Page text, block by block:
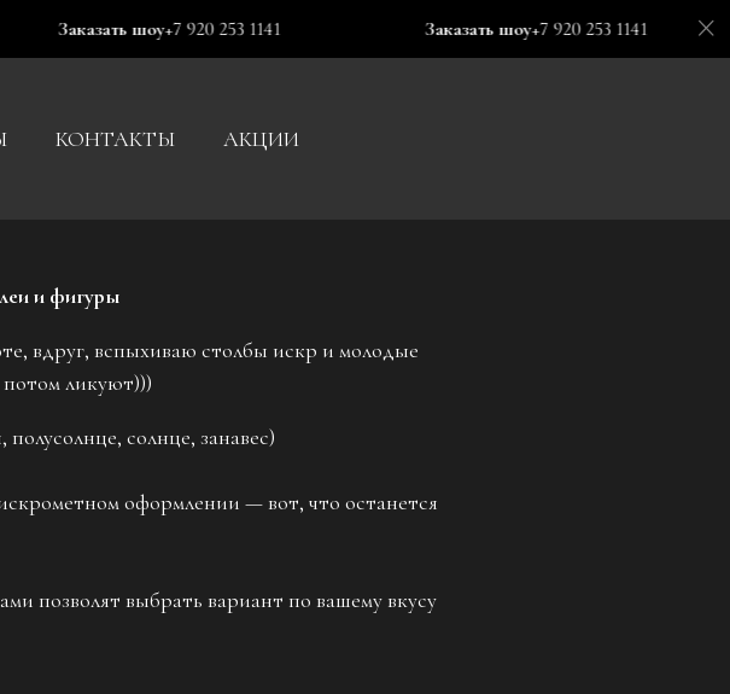
КОНТАКТЫ АКЦИИ
и фигуры
вдруг, вспыхиваю столбы искр и молодые
ликуют)))
солнце, занавес)
оформлении — вот, что останется
позволят выбрать вариант по вашему вкусу
шоу+7 920 253 1141 Заказать шоу+7 920 253 1141